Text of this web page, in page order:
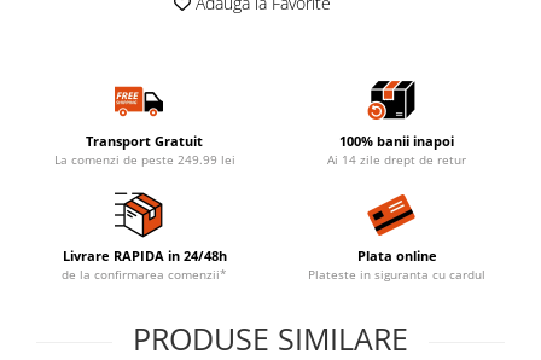
Transport Gratuit
La comenzi de peste 249.99 lei
100% banii inapoi
Ai 14 zile drept de retur
Livrare RAPIDA in 24/48h
de la confirmarea comenzii*
Plata online
Plateste in siguranta cu cardul
PRODUSE SIMILARE